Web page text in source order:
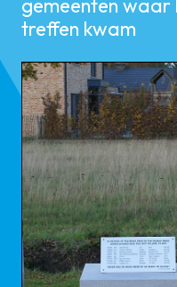
gemeenten
treffen kwam